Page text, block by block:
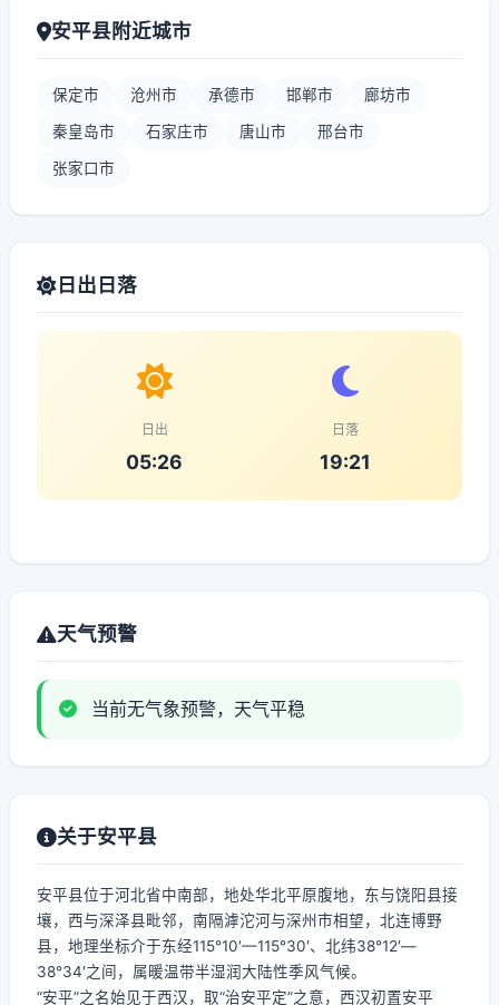
安平县附近城市
保定市 沧州市 承德市 邯郸市 廊坊市
秦皇岛市 石家庄市 唐山市 邢台市
张家口市
日出日落
日出
05:26
日落
19:21
天气预警
当前无气象预警，天气平稳
关于安平县
安平县位于河北省中南部，地处华北平原腹地，东与饶阳县接
壤，西与深泽县毗邻，南隔滹沱河与深州市相望，北连博野
县，地理坐标介于东经115°10′—115°30′、北纬38°12′—
38°34′之间，属暖温带半湿润大陆性季风气候。
“安平”之名始见于西汉，取“治安平定”之意，西汉初置安平